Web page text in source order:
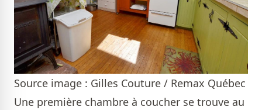
Source image : Gilles Couture / Remax Québec
Une première chambre à coucher se trouve au